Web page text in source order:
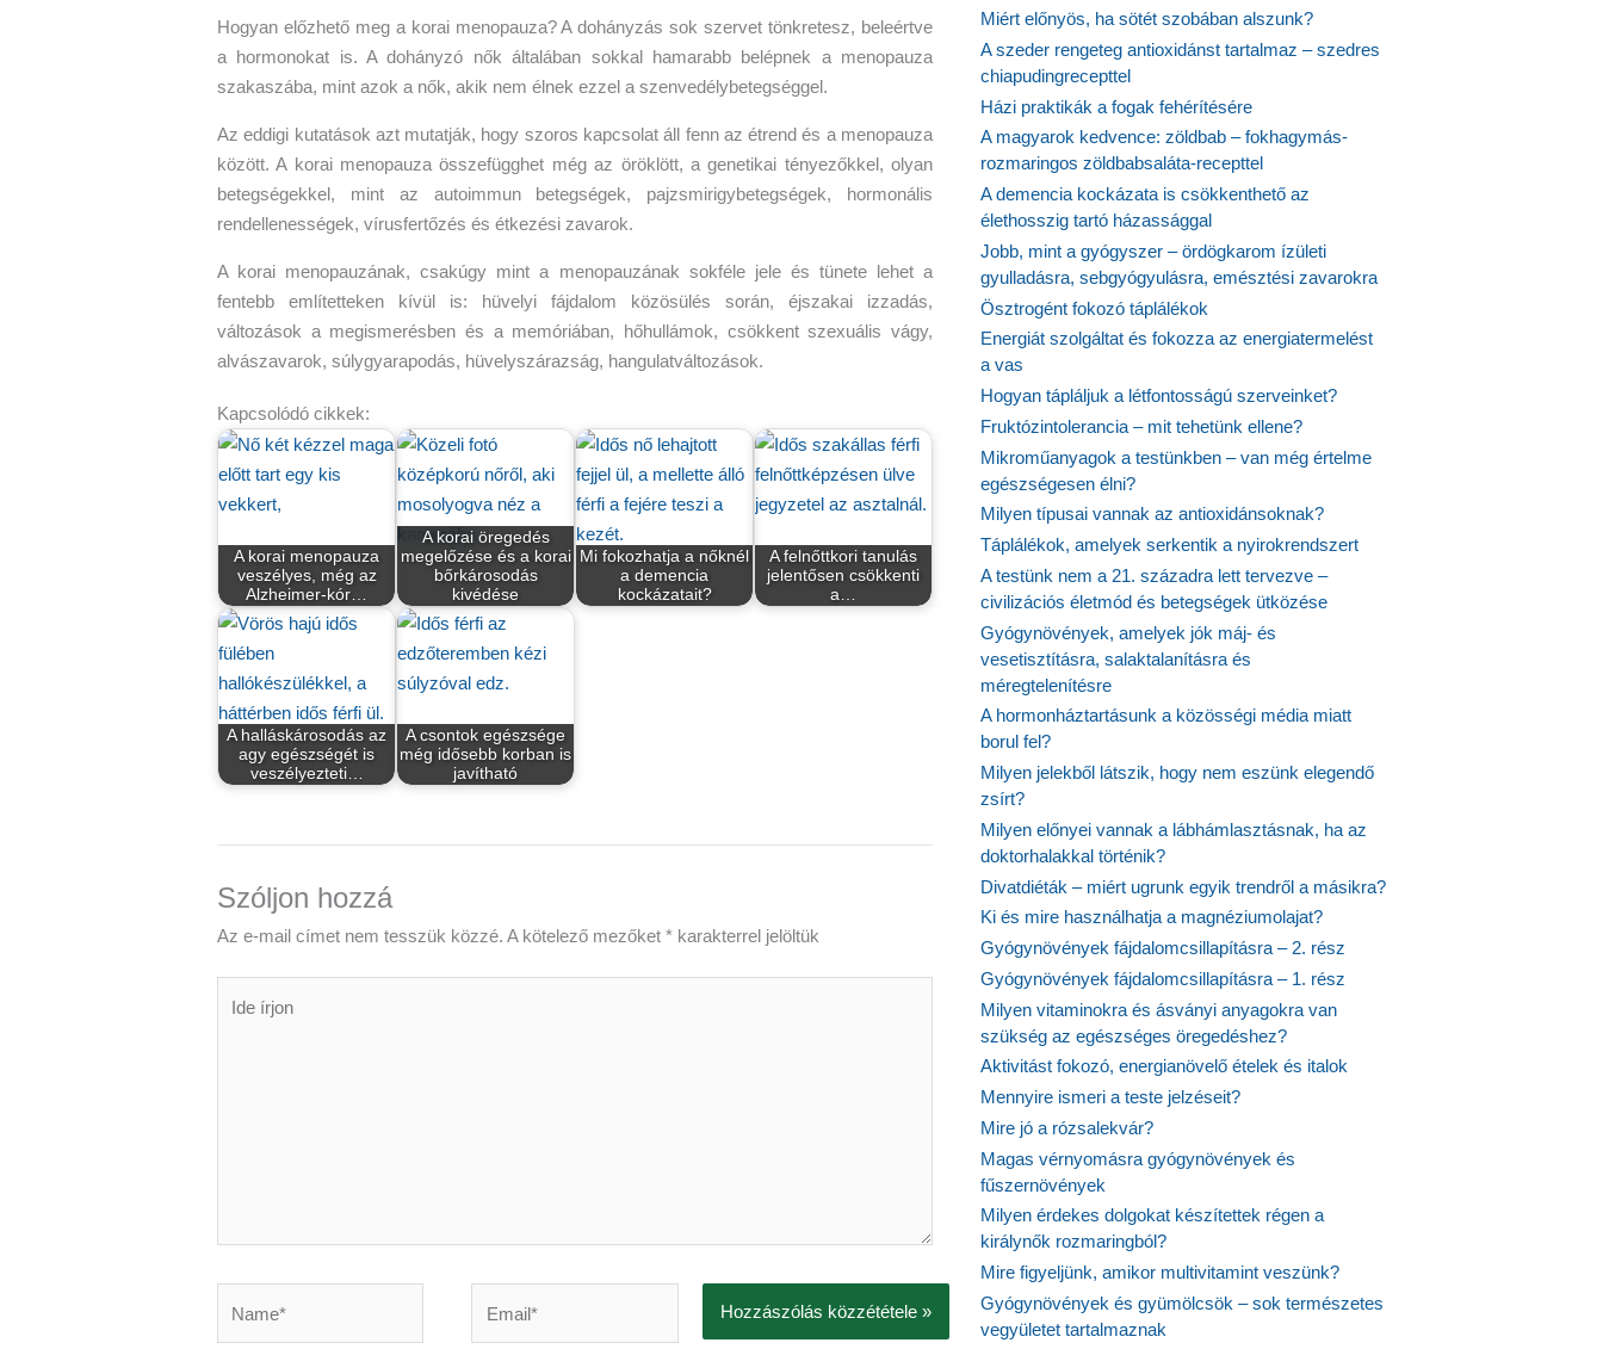
Hogyan előzhető meg a korai menopauza? A dohányzás sok szervet tönkretesz, beleértve
a hormonokat is. A dohányzó nők általában sokkal hamarabb belépnek a menopauza
szakaszába, mint azok a nők, akik nem élnek ezzel a szenvedélybetegséggel.
Az eddigi kutatások azt mutatják, hogy szoros kapcsolat áll fenn az étrend és a menopauza
között. A korai menopauza összefügghet még az öröklött, a genetikai tényezőkkel, olyan
betegségekkel, mint az autoimmun betegségek, pajzsmirigybetegségek, hormonális
rendellenességek, vírusfertőzés és étkezési zavarok.
A korai menopauzának, csakúgy mint a menopauzának sokféle jele és tünete lehet a
fentebb említetteken kívül is: hüvelyi fájdalom közösülés során, éjszakai izzadás,
változások a megismerésben és a memóriában, hőhullámok, csökkent szexuális vágy,
alvászavarok, súlygyarapodás, hüvelyszárazság, hangulatváltozások.
Kapcsolódó cikkek:
A korai menopauza
veszélyes, még az
Alzheimer-kór…
A korai öregedés
megelőzése és a korai
bőrkárosodás
kivédése
Mi fokozhatja a nőknél
a demencia
kockázatait?
A felnőttkori tanulás
jelentősen csökkenti
a…
A halláskárosodás az
agy egészségét is
veszélyezteti…
A csontok egészsége
még idősebb korban is
javítható
Szóljon hozzá
Az e-mail címet nem tesszük közzé. A kötelező mezőket * karakterrel jelöltük
írjon
Miért előnyös, ha sötét szobában alszunk?
A szeder rengeteg antioxidánst tartalmaz – szedres
chiapudingrecepttel
Házi praktikák a fogak fehérítésére
A magyarok kedvence: zöldbab – fokhagymás-
rozmaringos zöldbabsaláta-recepttel
A demencia kockázata is csökkenthető az
élethosszig tartó házassággal
Jobb, mint a gyógyszer – ördögkarom ízületi
gyulladásra, sebgyógyulásra, emésztési zavarokra
Ösztrogént fokozó táplálékok
Energiát szolgáltat és fokozza az energiatermelést
a vas
Hogyan tápláljuk a létfontosságú szerveinket?
Fruktózintolerancia – mit tehetünk ellene?
Mikroműanyagok a testünkben – van még értelme
egészségesen élni?
Milyen típusai vannak az antioxidánsoknak?
Táplálékok, amelyek serkentik a nyirokrendszert
A testünk nem a 21. századra lett tervezve –
civilizációs életmód és betegségek ütközése
Gyógynövények, amelyek jók máj- és
vesetisztításra, salaktalanításra és
méregtelenítésre
A hormonháztartásunk a közösségi média miatt
borul fel?
Milyen jelekből látszik, hogy nem eszünk elegendő
zsírt?
Milyen előnyei vannak a lábhámlasztásnak, ha az
doktorhalakkal történik?
Divatdiéták – miért ugrunk egyik trendről a másikra?
Ki és mire használhatja a magnéziumolajat?
Gyógynövények fájdalomcsillapításra – 2. rész
Gyógynövények fájdalomcsillapításra – 1. rész
Milyen vitaminokra és ásványi anyagokra van
szükség az egészséges öregedéshez?
Aktivitást fokozó, energianövelő ételek és italok
Mennyire ismeri a teste jelzéseit?
Mire jó a rózsalekvár?
Magas vérnyomásra gyógynövények és
fűszernövények
Milyen érdekes dolgokat készítettek régen a
királynők rozmaringból?
Mire figyeljünk, amikor multivitamint veszünk?
Gyógynövények és gyümölcsök – sok természetes
vegyületet tartalmaznak